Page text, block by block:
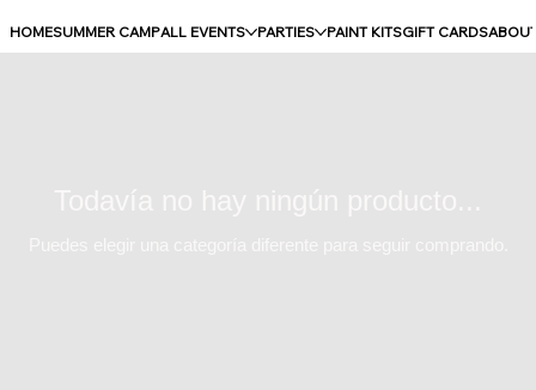
HOMESUMMER CAMPALL EVENTS PARTIES PAINT KITSGIFT CARDS